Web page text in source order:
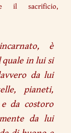
il sacrificio,
è
quale in lui si
da lui
pianeti,
da costoro
da lui